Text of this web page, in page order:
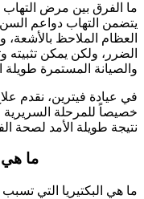
ما الفرق بين مرض التهاب
يتضمن التهاب دواعم السن
العظام الملاحظ
الضرر، ولكن يمكن تثبيته
والصيانة المستمرة طويلة
في عيادة فيترين، نقدم
خصيصاً للمرحلة
نتيجة طويلة الأمد لصحة
ما هي
ما هي البكتيريا التي